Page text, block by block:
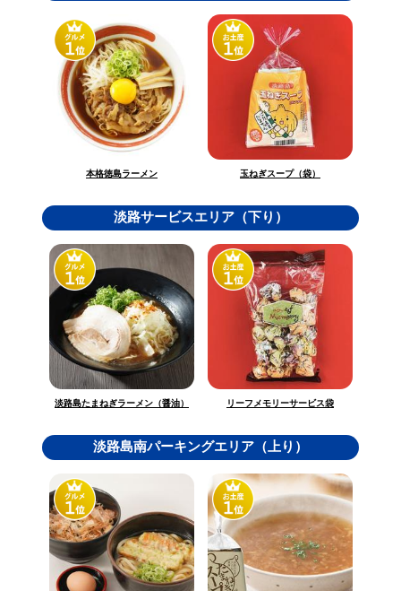
本格徳島ラーメン 玉ねぎスープ（袋）
淡路サービスエリア（下り）
淡路島たまねぎラーメン（醤油） リーフメモリーサービス袋
淡路島南パーキングエリア（上り）